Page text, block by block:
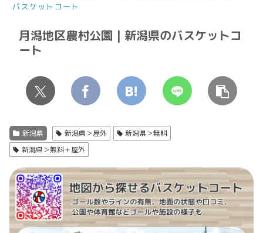
バスケットコート
月潟地区農村公園 | 新潟県のバスケットコ
ート
新潟県 新潟県＞屋外
新潟県＞無料
新潟県＞無料＋屋外